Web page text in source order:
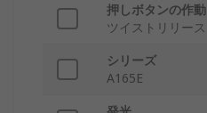
押しボタンの作動
ツイストリリース
シリーズ
A165E